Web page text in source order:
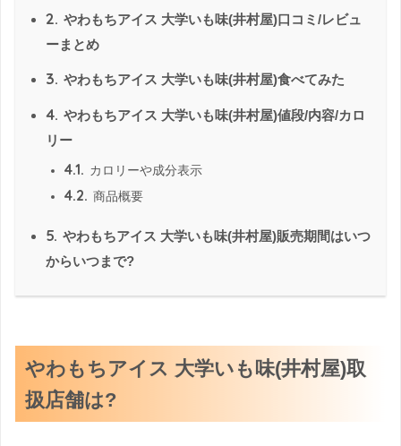
2. やわもちアイス 大学いも味(井村屋)口コミ/レビュ
ーまとめ
3. やわもちアイス 大学いも味(井村屋)食べてみた
4. やわもちアイス 大学いも味(井村屋)値段/内容/カロ
リー
4.1. カロリーや成分表示
4.2. 商品概要
5. やわもちアイス 大学いも味(井村屋)販売期間はいつ
からいつまで?
やわもちアイス 大学いも味(井村屋)取
扱店舗は?